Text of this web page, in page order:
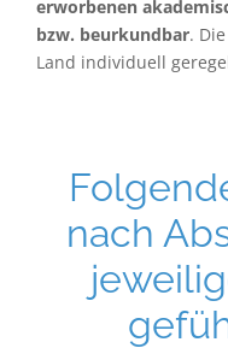
erworbenen
bzw. beurkundbar.
Land individuell
nach